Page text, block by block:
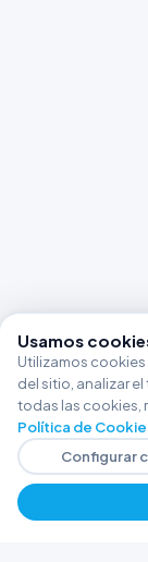
$ 85175,48
Usamos
Utilizamos
del sitio, analizar
todas las cookies,
Política de
Configurar